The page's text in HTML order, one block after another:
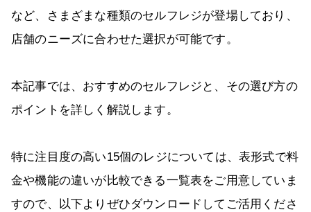
など、さまざまな種類のセルフレジが登場しており、
店舗のニーズに合わせた選択が可能です。
本記事では、おすすめのセルフレジと、その選び方の
ポイントを詳しく解説します。
特に注目度の高い15個のレジについては、表形式で料
金や機能の違いが比較できる一覧表をご用意していま
すので、以下よりぜひダウンロードしてご活用くださ